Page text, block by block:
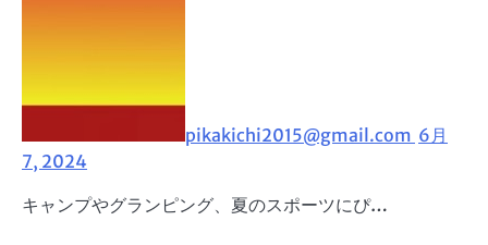
pikakichi2015@gmail.com 6月
7, 2024
キャンプやグランピング、夏のスポーツにぴ…